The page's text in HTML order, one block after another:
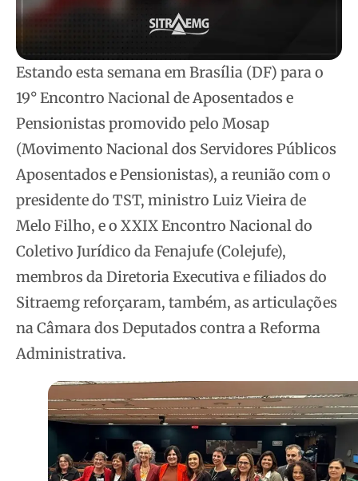
Estando esta semana em Brasília (DF) para o
19° Encontro Nacional de Aposentados e
Pensionistas promovido pelo Mosap
(Movimento Nacional dos Servidores Públicos
Aposentados e Pensionistas), a reunião com o
presidente do TST, ministro Luiz Vieira de
Melo Filho, e o XXIX Encontro Nacional do
Coletivo Jurídico da Fenajufe (Colejufe),
membros da Diretoria Executiva e filiados do
Sitraemg reforçaram, também, as articulações
na Câmara dos Deputados contra a Reforma
Administrativa.